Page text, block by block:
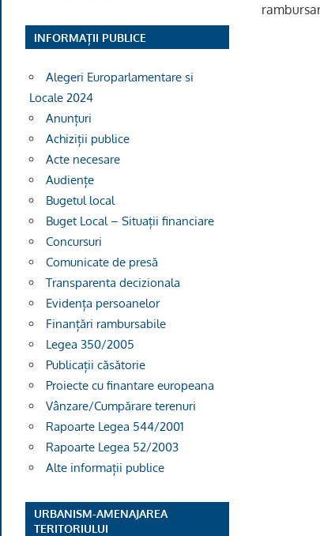
INFORMAȚII PUBLICE
Alegeri Europarlamentare si
Locale 2024
Anunțuri
Achiziții publice
Acte necesare
Audiențe
Bugetul local
Buget Local – Situații financiare
Concursuri
Comunicate de presă
Transparenta decizionala
Evidența persoanelor
Finanțări rambursabile
Legea 350/2005
Publicații căsătorie
Proiecte cu finantare europeana
Vânzare/Cumpărare terenuri
Rapoarte Legea 544/2001
Rapoarte Legea 52/2003
Alte informații publice
URBANISM-AMENAJAREA
TERITORIULUI